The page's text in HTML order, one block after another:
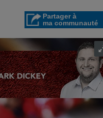
Partager à
ma communauté